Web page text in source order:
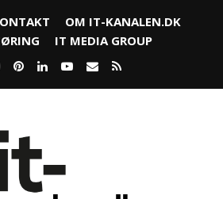
OM IT-KANALEN.DK
IT MEDIA GROUP